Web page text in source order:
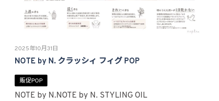
2025年10月31日
NOTE by N. クラッシィ フィグ POP
販促POP
NOTE by N.NOTE by N. STYLING OIL